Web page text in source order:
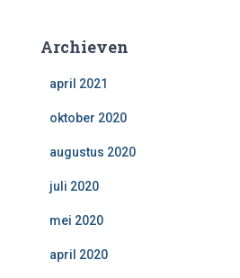
Archieven
april 2021
oktober 2020
augustus 2020
juli 2020
mei 2020
april 2020